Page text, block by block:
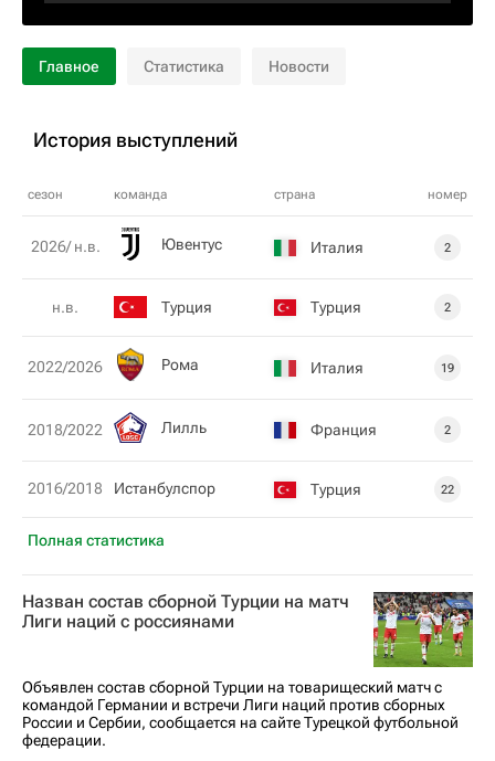
Главное Статистика Новости
История выступлений
сезон команда страна номер
Полная статистика
2026/ н.в. Ювентус Италия 2
н.в. Турция Турция 2
2022/2026 Рома Италия 19
2018/2022 Лилль Франция 2
2016/2018 Истанбулспор Турция 22
Назван состав сборной Турции на матч
Лиги наций с россиянами
Объявлен состав сборной Турции на товарищеский матч с
командой Германии и встречи Лиги наций против сборных
России и Сербии, сообщается на сайте Турецкой футбольной
федерации.